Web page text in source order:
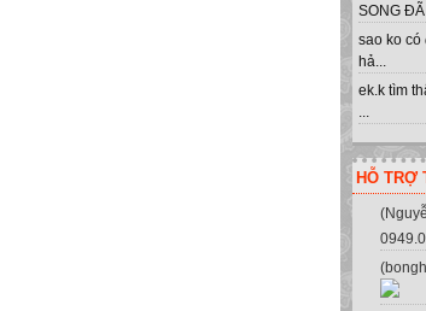
SONG
sao ko có
hả...
ek.k tìm
...
HỖ TRỢ
cung cấp sửa chữa